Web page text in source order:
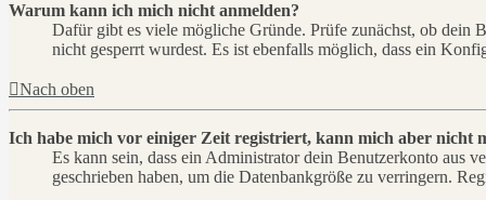
Warum kann ich mich nicht anmelden?
Dafür gibt es viele mögliche Gründe. Prüfe zunächst, ob dein
nicht gesperrt wurdest. Es ist ebenfalls möglich, dass ein
Nach oben
Ich habe mich vor einiger Zeit registriert, kann mich aber nicht
Es kann sein, dass ein Administrator dein Benutzerkonto aus
geschrieben haben, um die Datenbankgröße zu verringern.